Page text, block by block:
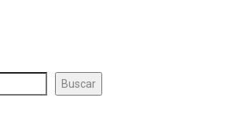
Buscar